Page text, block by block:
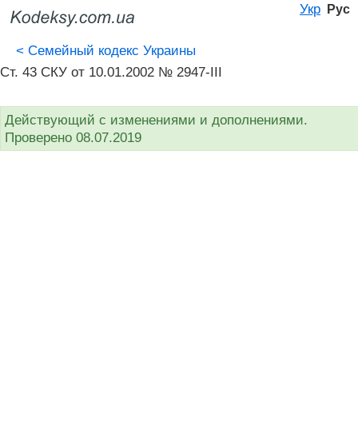
Укр Рус
< Семейный кодекс Украины
Ст. 43 СКУ от 10.01.2002 № 2947-III
Действующий с изменениями и дополнениями.
Проверено 08.07.2019